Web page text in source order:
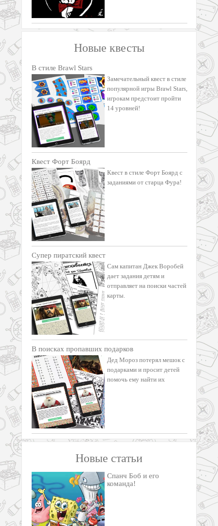
Новые квесты
В стиле Brawl Stars
Замечательный квест в стиле
популярной игры Brawl Stars,
игрокам предстоит пройти
14 уровней!
Квест Форт Боярд
Квест в стиле Форт Боярд с
заданиями от старца Фура!
Супер пиратский квест
Сам капитан Джек Воробей
дает задания детям и
отправляет на поиски частей
карты.
В поисках пропавших подарков
Дед Мороз потерял мешок с
подарками и просит детей
помочь ему найти их
Новые статьи
Спанч Боб и его
команда!